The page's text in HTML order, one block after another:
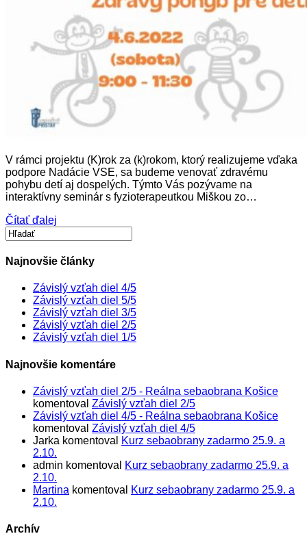
V rámci projektu (K)rok za (k)rokom, ktorý realizujeme vďaka
podpore Nadácie VSE, sa budeme venovať zdravému
pohybu detí aj dospelých. Týmto Vás pozývame na
interaktívny seminár s fyzioterapeutkou Miškou zo…
Čítať ďalej
Najnovšie články
Závislý vzťah diel 4/5
Závislý vzťah diel 5/5
Závislý vzťah diel 3/5
Závislý vzťah diel 2/5
Závislý vzťah diel 1/5
Najnovšie komentáre
Závislý vzťah diel 2/5 - Reálna sebaobrana Košice
komentoval Závislý vzťah diel 2/5
Závislý vzťah diel 4/5 - Reálna sebaobrana Košice
komentoval Závislý vzťah diel 4/5
Jarka komentoval
Kurz sebaobrany zadarmo 25.9. a
2.10.
admin komentoval
Kurz sebaobrany zadarmo 25.9. a
2.10.
Martina komentoval
Kurz sebaobrany zadarmo 25.9. a
2.10.
Archív